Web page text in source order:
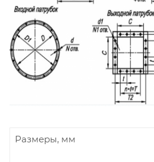
Размеры, мм